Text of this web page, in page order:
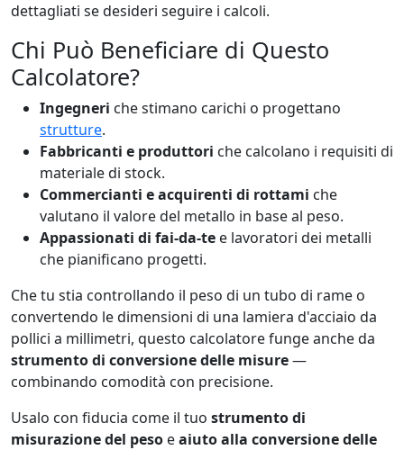
dettagliati se desideri seguire i calcoli.
Chi Può Beneficiare di Questo
Calcolatore?
Ingegneri che stimano carichi o progettano
strutture.
Fabbricanti e produttori che calcolano i requisiti di
materiale di stock.
Commercianti e acquirenti di rottami che
valutano il valore del metallo in base al peso.
Appassionati di fai-da-te e lavoratori dei metalli
che pianificano progetti.
Che tu stia controllando il peso di un tubo di rame o
convertendo le dimensioni di una lamiera d'acciaio da
pollici a millimetri, questo calcolatore funge anche da
strumento di conversione delle misure—
combinando comodità con precisione.
Usalo con fiducia come il tuo strumento di
misurazione del peso eaiuto alla conversione delle